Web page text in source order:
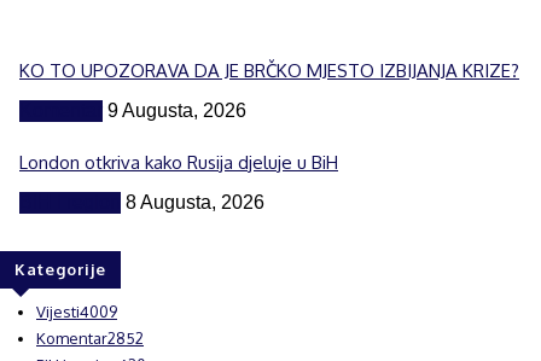
KO TO UPOZORAVA DA JE BRČKO MJESTO IZBIJANJA KRIZE?
9 Augusta, 2026
London otkriva kako Rusija djeluje u BiH
8 Augusta, 2026
Kategorije
Vijesti4009
Komentar2852